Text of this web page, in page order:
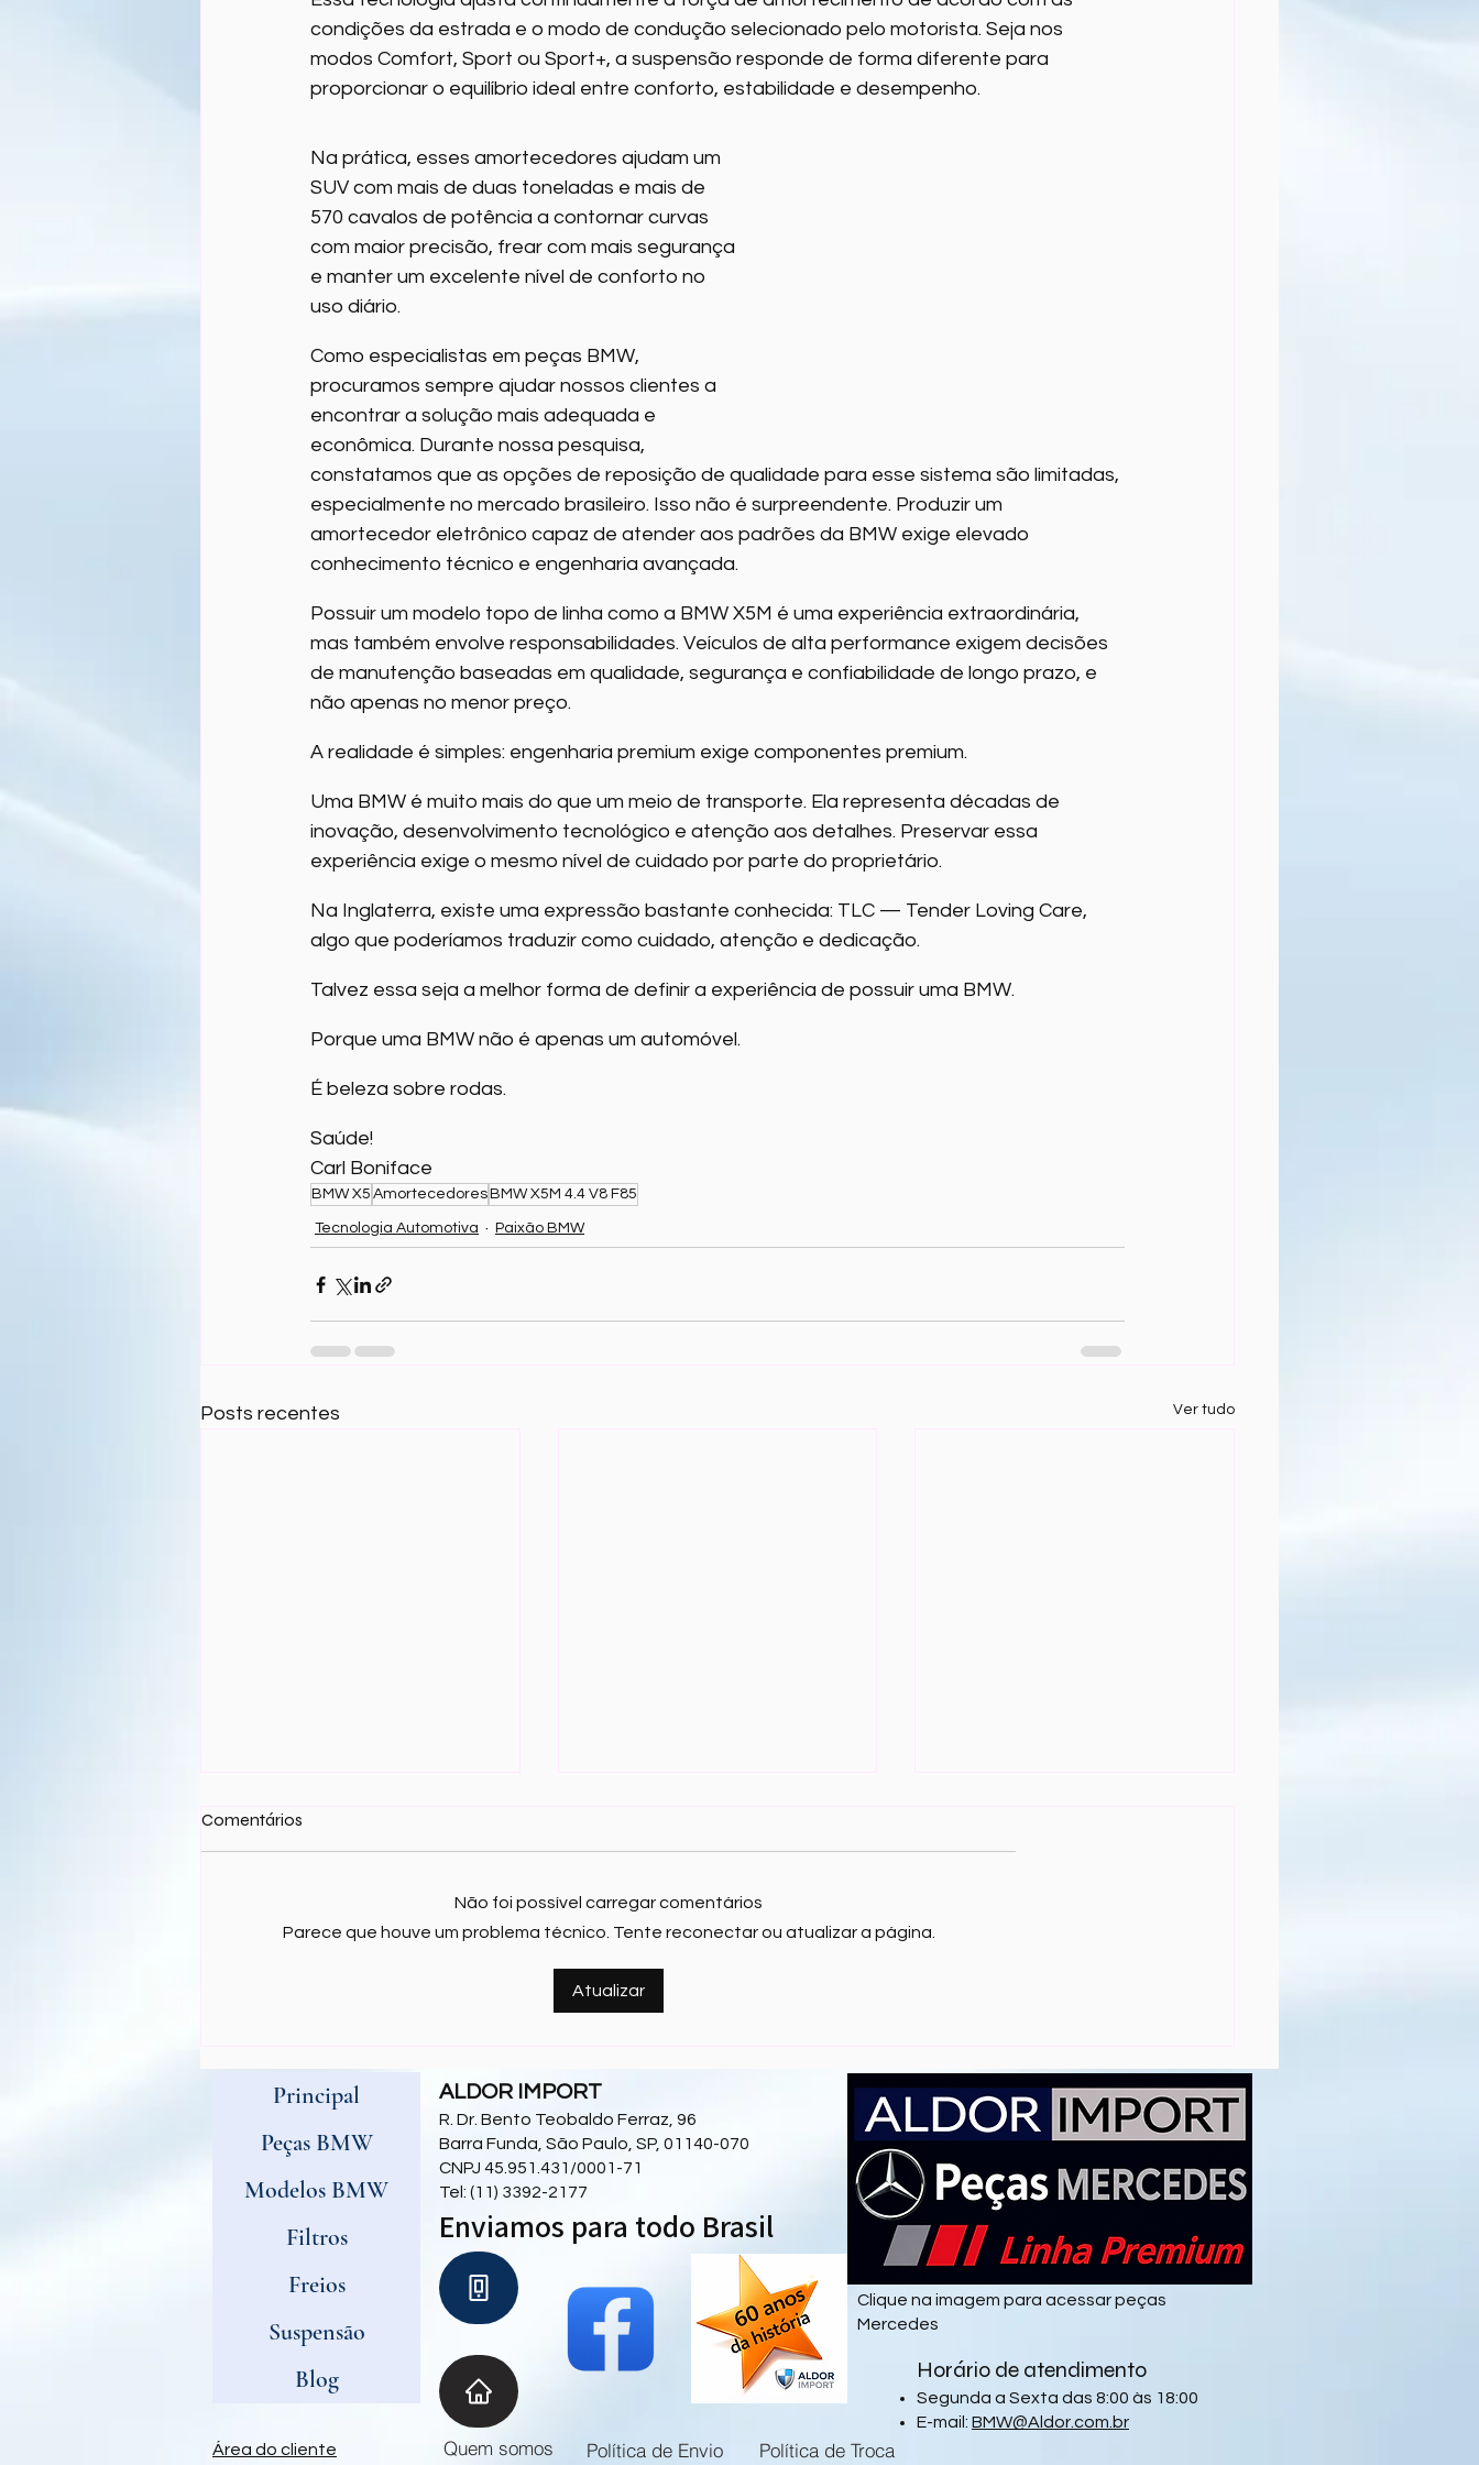
condições da estrada e o modo de condução selecionado pelo motorista. Seja nos
modos Comfort, Sport ou Sport+, a suspensão responde de forma diferente para
proporcionar o equilíbrio ideal entre conforto, estabilidade e desempenho.
Na prática, esses amortecedores ajudam um
SUV com mais de duas toneladas e mais de
570 cavalos de potência a contornar curvas
com maior precisão, frear com mais segurança
e manter um excelente nível de conforto no
uso diário.
Como especialistas em peças BMW,
procuramos sempre ajudar nossos clientes a
encontrar a solução mais adequada e
econômica. Durante nossa pesquisa,
constatamos que as opções de reposição de qualidade para esse sistema são limitadas,
especialmente no mercado brasileiro. Isso não é surpreendente. Produzir um
amortecedor eletrônico capaz de atender aos padrões da BMW exige elevado
conhecimento técnico e engenharia avançada.
Possuir um modelo topo de linha como a BMW X5M é uma experiência extraordinária,
mas também envolve responsabilidades. Veículos de alta performance exigem decisões
de manutenção baseadas em qualidade, segurança e confiabilidade de longo prazo, e
não apenas no menor preço.
A realidade é simples: engenharia premium exige componentes premium.
Uma BMW é muito mais do que um meio de transporte. Ela representa décadas de
inovação, desenvolvimento tecnológico e atenção aos detalhes. Preservar essa
experiência exige o mesmo nível de cuidado por parte do proprietário.
Na Inglaterra, existe uma expressão bastante conhecida: TLC — Tender Loving Care,
algo que poderíamos traduzir como cuidado, atenção e dedicação.
Talvez essa seja a melhor forma de definir a experiência de possuir uma BMW.
Porque uma BMW não é apenas um automóvel.
É beleza sobre rodas.
Saúde!
Carl Boniface
BMW X5 Amortecedores BMW X5M 4.4 V8 F85
Tecnologia Automotiva Paixão BMW
Posts recentes Ver tudo
Por Que os Proprietários de
BMW São Tão Apaixonados
Comentários
Não foi possível carregar comentários
Parece que houve um problema técnico. Tente reconectar ou atualizar a página.
Atualizar
Principal
Peças BMW
Modelos BMW
Filtros
Freios
Suspensão
Blog
Área do cliente
ALDOR IMPORT
R. Dr. Bento Teobaldo Ferraz, 96
Barra Funda, São Paulo, SP, 01140-070
CNPJ 45.951.431/0001-71
Tel: (11) 3392-2177
Enviamos para todo Brasil
Clique na imagem para acessar peças
Mercedes
Horário de atendimento
Segunda a Sexta das 8:00 às 18:00
E-mail: BMW@Aldor.com.br
Quem somos Política de Envio Política de Troca